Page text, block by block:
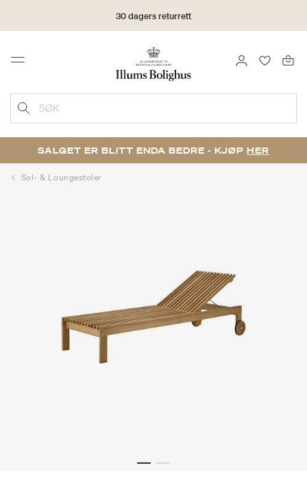
30 dagers returrett
Menu LOGG INN
SØK
SALGET ER BLITT ENDA BEDRE - KJØP HER
Sol- & Loungestoler